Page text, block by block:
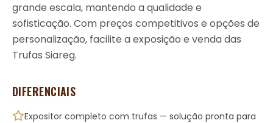
grande escala, mantendo a qualidade e
sofisticação. Com preços competitivos e opções de
personalização, facilite a exposição e venda das
Trufas Siareg.
DIFERENCIAIS
Expositor completo com trufas — solução pronta para